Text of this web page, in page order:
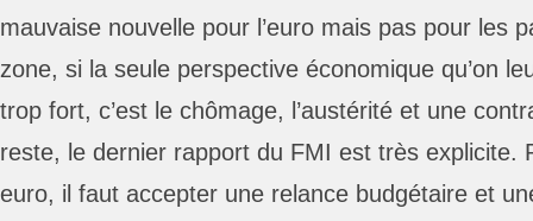
mauvaise nouvelle pour l’euro mais pas pour les
zone, si la seule perspective économique qu’on
trop fort, c’est le chômage, l’austérité et une
reste, le dernier rapport du FMI est très explicite.
euro, il faut accepter une relance budgétaire et